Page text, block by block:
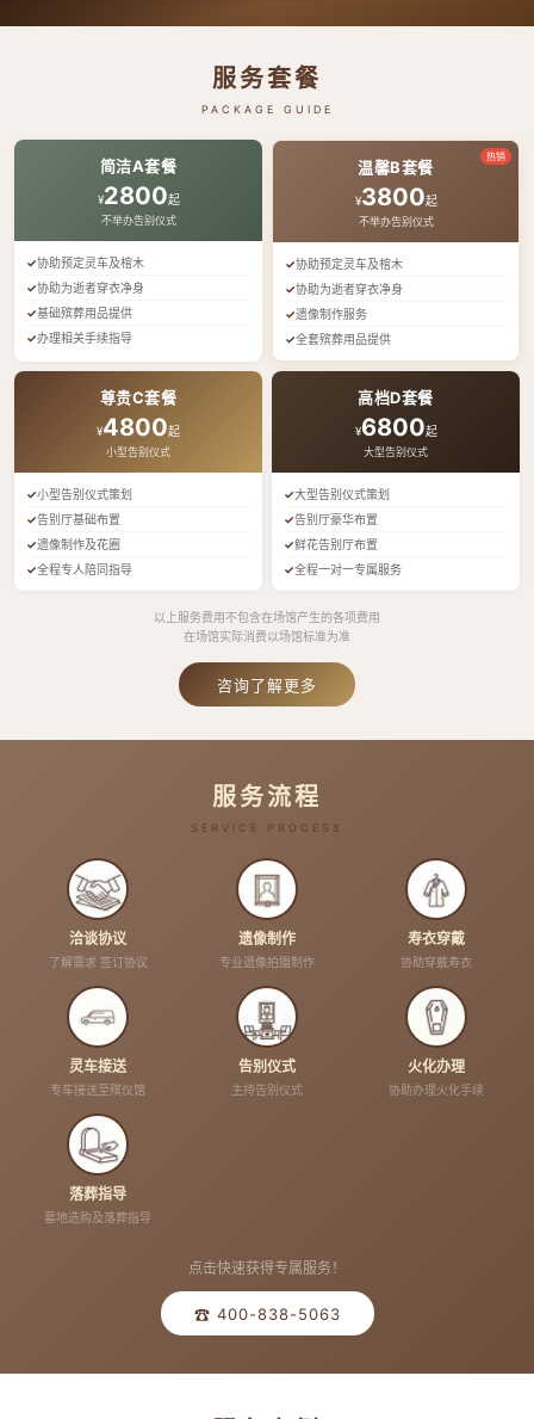
服务套餐
PACKAGE GUIDE
简洁A套餐
¥2800起
不举办告别仪式
协助预定灵车及棺木
协助为逝者穿衣净身
基础殡葬用品提供
办理相关手续指导
热销
温馨B套餐
¥3800起
不举办告别仪式
协助预定灵车及棺木
协助为逝者穿衣净身
遗像制作服务
全套殡葬用品提供
尊贵C套餐
¥4800起
小型告别仪式
小型告别仪式策划
告别厅基础布置
遗像制作及花圈
全程专人陪同指导
高档D套餐
¥6800起
大型告别仪式
大型告别仪式策划
告别厅豪华布置
鲜花告别厅布置
全程一对一专属服务
以上服务费用不包含在场馆产生的各项费用
在场馆实际消费以场馆标准为准
咨询了解更多
服务流程
SERVICE PROCESS
洽谈协议
了解需求 签订协议
遗像制作
专业遗像拍摄制作
寿衣穿戴
协助穿戴寿衣
灵车接送
专车接送至殡仪馆
告别仪式
主持告别仪式
火化办理
协助办理火化手续
落葬指导
墓地选购及落葬指导
点击快速获得专属服务！
☎ 400-838-5063